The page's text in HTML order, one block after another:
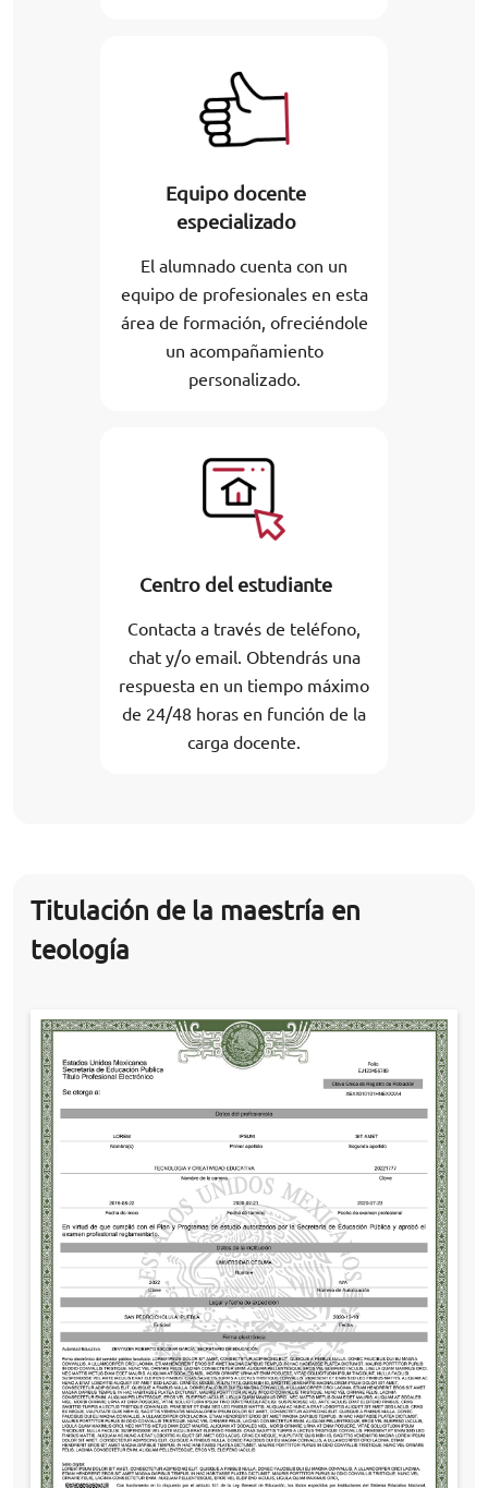
Equipo docente
especializado
El alumnado cuenta con un
equipo de profesionales en esta
área de formación, ofreciéndole
un acompañamiento
personalizado.
Centro del estudiante
Contacta a través de teléfono,
chat y/o email. Obtendrás una
respuesta en un tiempo máximo
de 24/48 horas en función de la
carga docente.
Titulación de la maestría en
teología